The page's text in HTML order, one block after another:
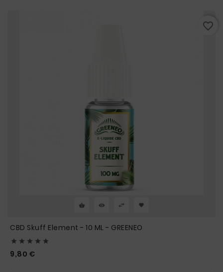
CBD Skuff Element - 10 ML - GREENEO
    
9,80 €
favorite_border